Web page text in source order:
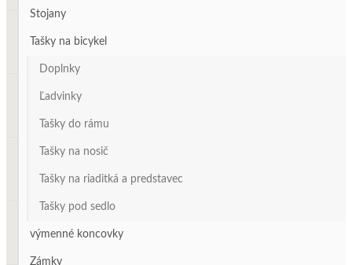
Stojany
Tašky na bicykel
Doplnky
Ľadvinky
Tašky do rámu
Tašky na nosič
Tašky na riaditká a predstavec
Tašky pod sedlo
výmenné koncovky
Zámky